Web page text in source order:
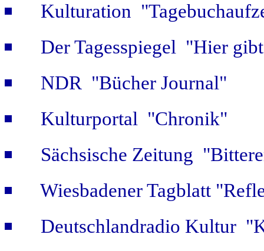
Kulturation
Der Tagesspiegel "Hier
NDR "Bücher Journal"
Kulturportal "Chronik"
Sächsische Zeitung
Wiesbadener Tagblatt
Deutschlandradio Kultur